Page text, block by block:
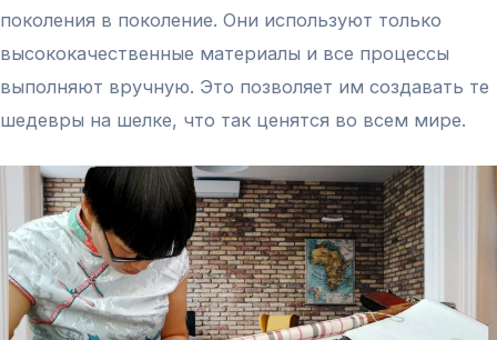
поколения в поколение. Они используют только
высококачественные материалы и все процессы
выполняют вручную. Это позволяет им создавать те
шедевры на шелке, что так ценятся во всем мире.